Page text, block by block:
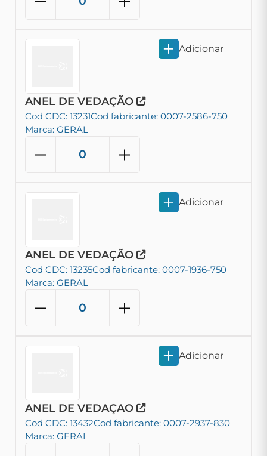
ANEL DE VEDAÇÃO
Cod CDC: 13231Cod fabricante: 0007-2586-750
Marca: GERAL
Adicionar
ANEL DE VEDAÇÃO
Cod CDC: 13235Cod fabricante: 0007-1936-750
Marca: GERAL
Adicionar
ANEL DE VEDAÇAO
Cod CDC: 13432Cod fabricante: 0007-2937-830
Marca: GERAL
Adicionar